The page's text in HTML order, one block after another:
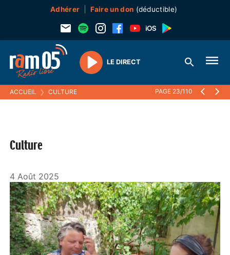
Adhérer Faire un don (déductible)
Play
LE DIRECT
ACCUEIL ❯ CULTURE PAGE 23/110
Culture
4 Août 2025